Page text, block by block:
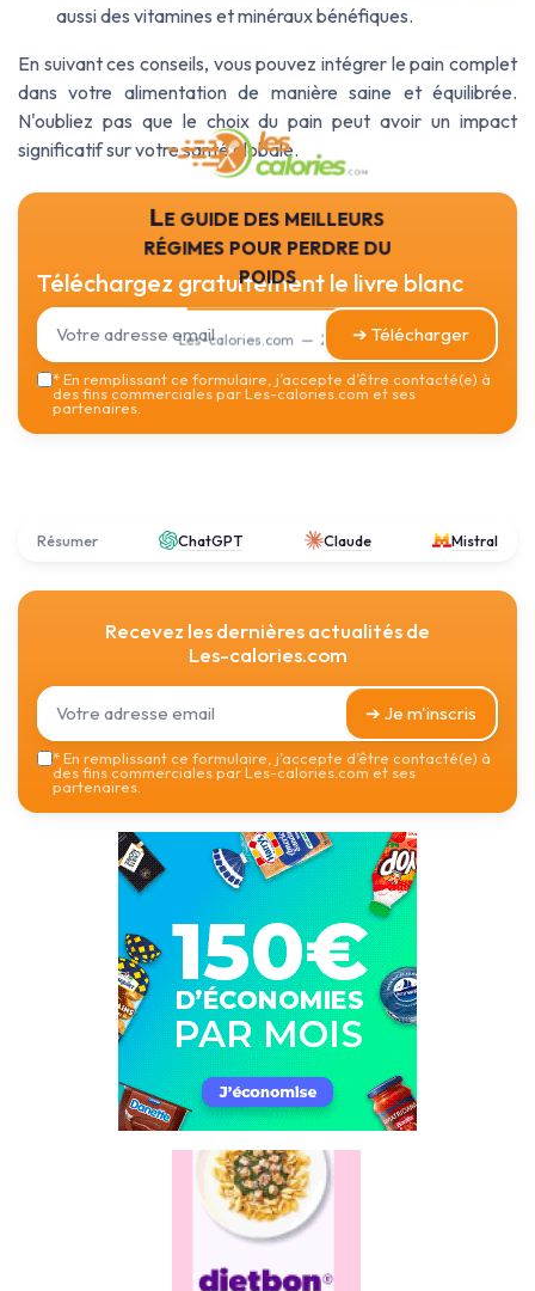
aussi des vitamines et minéraux bénéfiques.
En suivant ces conseils, vous pouvez intégrer le pain complet
dans votre alimentation de manière saine et équilibrée.
N'oubliez pas que le choix du pain peut avoir un impact
significatif sur votre santé globale.
Le guide des meilleurs
régimes pour perdre du
poids
Les-calories.com — 2026
Téléchargez gratuitement le livre blanc
➔ Télécharger
*En remplissant ce formulaire, j’accepte d’être contacté(e) à
des fins commerciales par Les-calories.com et ses
partenaires.
Résumer ChatGPT Claude Mistral
Recevez les dernières actualités de
Les-calories.com
➔ Je m'inscris
*En remplissant ce formulaire, j’accepte d’être contacté(e) à
des fins commerciales par Les-calories.com et ses
partenaires.